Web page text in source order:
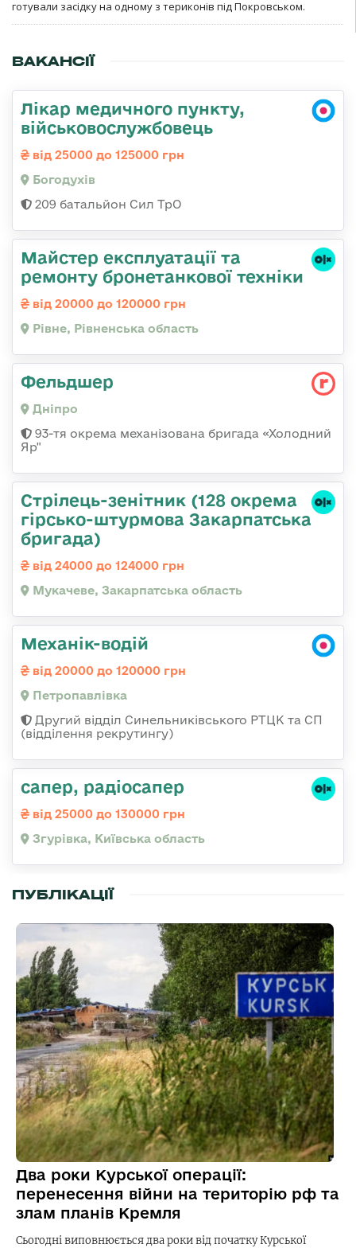
готували засідку на одному з териконів під Покровськом.
ВАКАНСІЇ
Лікар медичного пункту,
військовослужбовець
від 25000 до 125000 грн
Богодухів
209 батальйон Сил ТрО
Майстер експлуатації та
ремонту бронетанкової техніки
від 20000 до 120000 грн
Рівне, Рівненська область
Фельдшер
Дніпро
93-тя окрема механізована бригада «Холодний
Яр"
Стрілець-зенітник (128 окрема
гірсько-штурмова Закарпатська
бригада)
від 24000 до 124000 грн
Мукачеве, Закарпатська область
Механік-водій
від 20000 до 120000 грн
Петропавлівка
Другий відділ Синельниківського РТЦК та СП
(відділення рекрутингу)
сапер, радіосапер
від 25000 до 130000 грн
Згурівка, Київська область
ПУБЛІКАЦІЇ
Два роки Курської операції:
перенесення війни на територію рф та
злам планів Кремля
Сьогодні виповнюється два роки від початку Курської